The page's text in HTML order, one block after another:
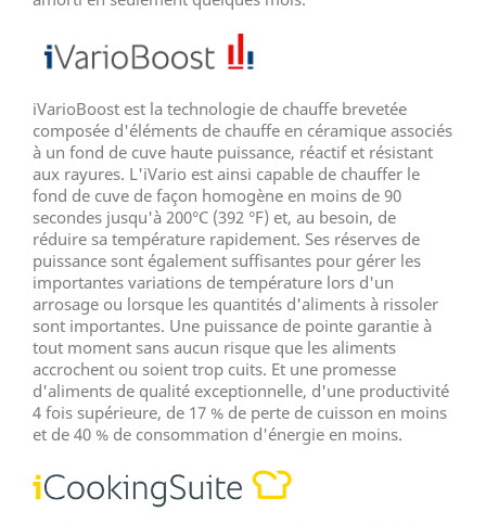
iVarioBoost est la technologie de chauffe brevetée
composée d'éléments de chauffe en céramique associés
à un fond de cuve haute puissance, réactif et résistant
aux rayures. L'iVario est ainsi capable de chauffer le
fond de cuve de façon homogène en moins de 90
secondes jusqu'à 200°C (392 °F) et, au besoin, de
réduire sa température rapidement. Ses réserves de
puissance sont également suffisantes pour gérer les
importantes variations de température lors d'un
arrosage ou lorsque les quantités d'aliments à rissoler
sont importantes. Une puissance de pointe garantie à
tout moment sans aucun risque que les aliments
accrochent ou soient trop cuits. Et une promesse
d'aliments de qualité exceptionnelle, d'une productivité
4 fois supérieure, de 17 % de perte de cuisson en moins
et de 40 % de consommation d'énergie en moins.